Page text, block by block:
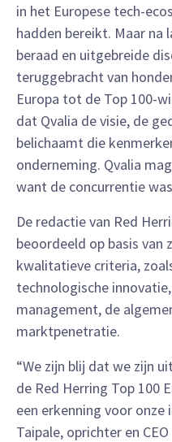
in het Europese tech-
hadden bereikt. Maar na
beraad en uitgebreide
teruggebracht van
Europa tot de Top 100-
dat Qvalia de visie, de
belichaamt die
onderneming. Qvalia
want de concurrentie
De redactie van Red
beoordeeld op basis
kwalitatieve criteria,
technologische
management, de
marktpenetratie.
“We zijn blij dat we zijn
de Red Herring Top 100
een erkenning voor onze
Taipale, oprichter en